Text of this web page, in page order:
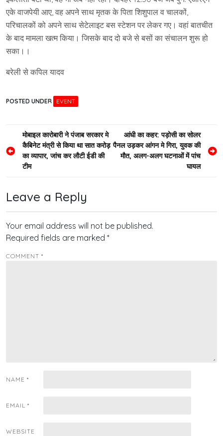
एके वाजपेयी आए, वह अपने साथ मृतक के पिता शिशुपाल व चालकों,
परिचालकों को अपने साथ सेटेलाइट बस स्टेशन पर लेकर गए। वहां बातचीत
के बाद मामला खत्म किया। जिसके बाद दो बजे से बसों का संचालन शुरू हो
सका।।
बरेली से कपिल यादव
POSTED UNDER EVENT
Post
navigation
मोबाइल कारोबारी ने पंजाब सरकार मे
कैबिनेट मंत्री से किया था सात करोड़
का व्यापार, जांच कर लौटी ईडी की
टीम
आंधी का कहर: पड़ोसी का सोलर
पैनल उड़कर आंगन मे गिरा, युवक की
मौत, अलग-अलग घटनाओं में पांच
घायल
Leave a Reply
Your email address will not be published.
Required fields are marked *
COMMENT *
NAME *
EMAIL *
WEBSITE